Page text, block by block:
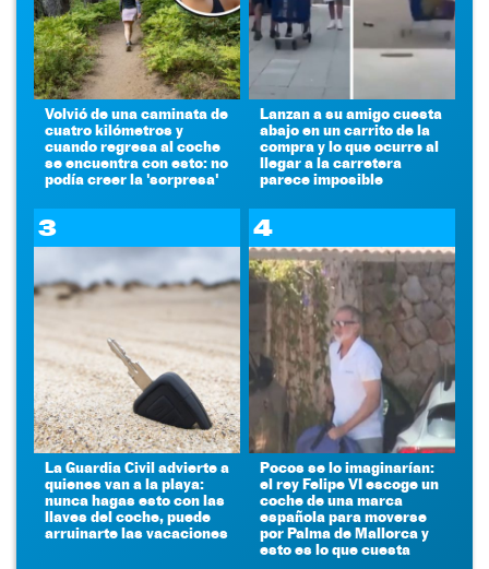
Volvió de una caminata de
cuatro kilómetros y
cuando regresa al coche
se encuentra con esto: no
podía creer la 'sorpresa'
Lanzan a su amigo cuesta
abajo en un carrito de la
compra y lo que ocurre al
llegar a la carretera
parece imposible
3
La Guardia Civil advierte a
quienes van a la playa:
nunca hagas esto con las
llaves del coche, puede
arruinarte las vacaciones
4
Pocos se lo imaginarían:
el rey Felipe VI escoge un
coche de una marca
española para moverse
por Palma de Mallorca y
esto es lo que cuesta